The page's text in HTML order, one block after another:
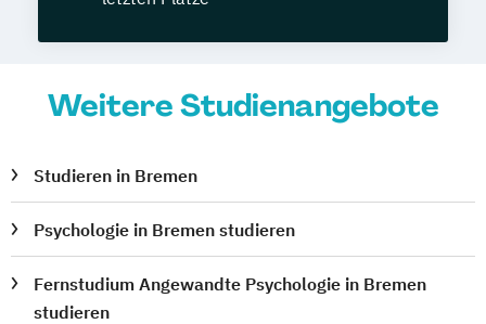
Weitere Studienangebote
Studieren in Bremen
Psychologie in Bremen studieren
Fernstudium Angewandte Psychologie in Bremen
studieren